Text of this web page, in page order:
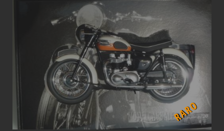
RARO